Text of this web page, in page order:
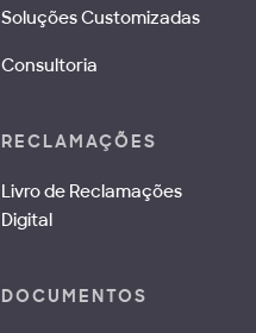
Soluções Customizadas
Consultoria
RECLAMAÇÕES
Livro de Reclamações
Digital
DOCUMENTOS